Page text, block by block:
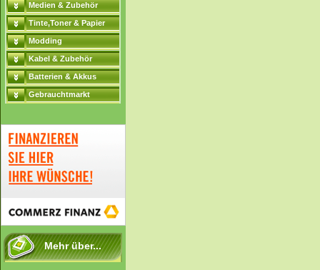
Medien & Zubehör
Tinte,Toner & Papier
Modding
Kabel & Zubehör
Batterien & Akkus
Gebrauchtmarkt
Mehr über...